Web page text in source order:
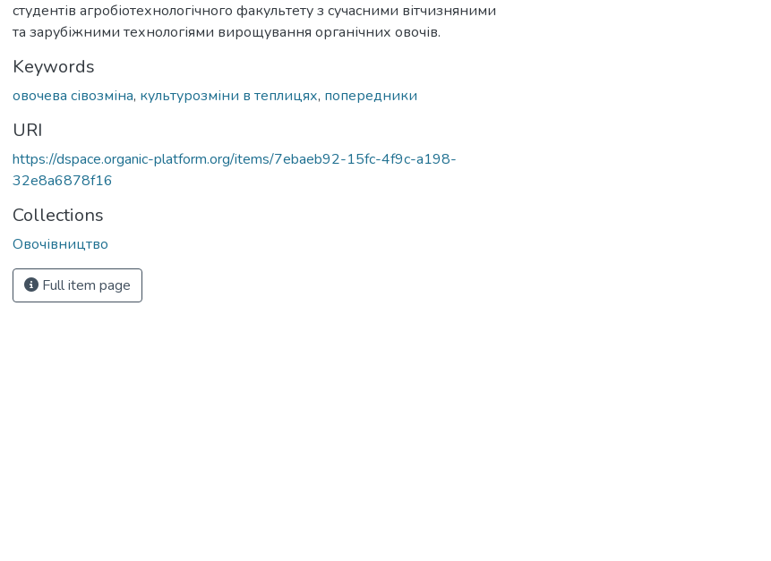
студентів агробіотехнологічного факультету з сучасними вітчизняними
та зарубіжними технологіями вирощування органічних овочів.
Keywords
овочева сівозміна, культурозміни в теплицях, попередники
URI
https://dspace.organic-platform.org/items/7ebaeb92-15fc-4f9c-a198-
32e8a6878f16
Collections
Овочівництво
Full item page